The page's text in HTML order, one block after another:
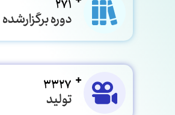
271
دوره برگزارشده
3327
تولید